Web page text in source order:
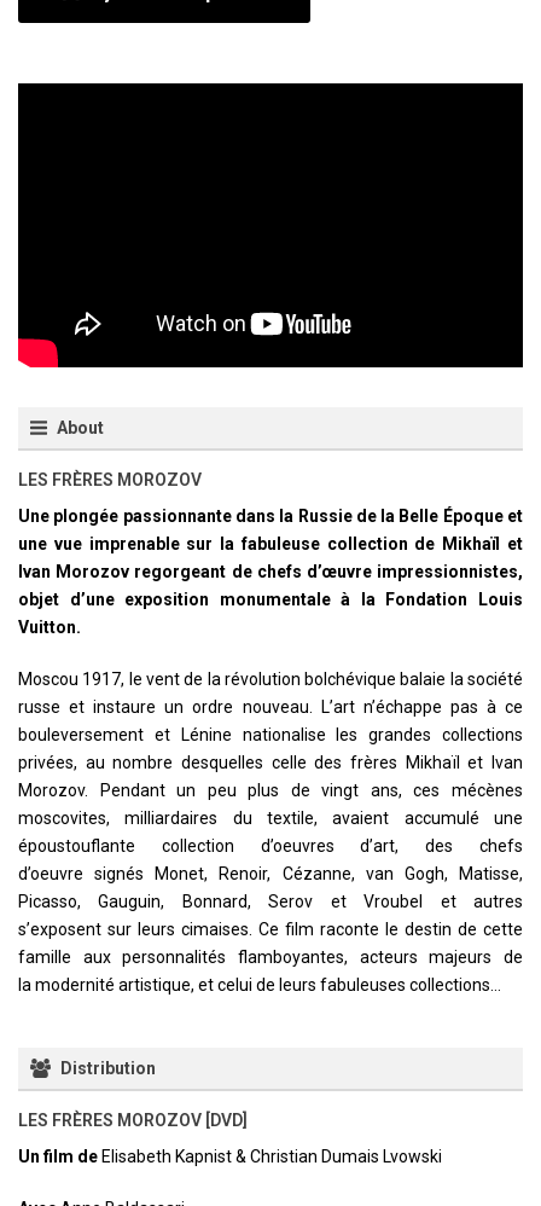
About
LES FRÈRES MOROZOV
Une plongée passionnante dans la Russie de la Belle Époque et
une vue imprenable sur la fabuleuse collection de Mikhaïl et
Ivan Morozov regorgeant de chefs d’œuvre impressionnistes,
objet d’une exposition monumentale à la Fondation Louis
Vuitton.
Moscou 1917, le vent de la révolution bolchévique balaie la société
russe et instaure un ordre nouveau. L’art n’échappe pas à ce
bouleversement et Lénine nationalise les grandes collections
privées, au nombre desquelles celle des frères Mikhaïl et Ivan
Morozov. Pendant un peu plus de vingt ans, ces mécènes
moscovites, milliardaires du textile, avaient accumulé une
époustouflante collection d’oeuvres d’art, des chefs
d’oeuvre signés Monet, Renoir, Cézanne, van Gogh, Matisse,
Picasso, Gauguin, Bonnard, Serov et Vroubel et autres
s’exposent sur leurs cimaises. Ce film raconte le destin de cette
famille aux personnalités flamboyantes, acteurs majeurs de
la modernité artistique, et celui de leurs fabuleuses collections…
Distribution
LES FRÈRES MOROZOV [DVD]
Un film deElisabeth Kapnist & Christian Dumais Lvowski